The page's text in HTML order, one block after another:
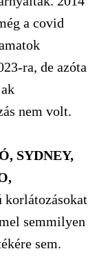
a covid
ra, de azóta
nem volt.
SYDNEY,
korlátozásokat
semmilyen
sem.